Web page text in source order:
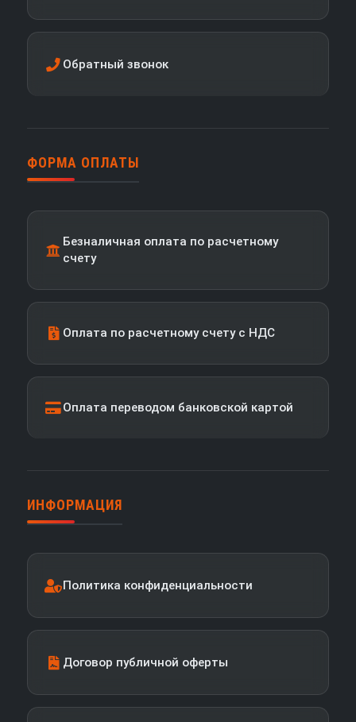
Обратный звонок
ФОРМА ОПЛАТЫ
Безналичная оплата по расчетному
счету
Оплата по расчетному счету с НДС
Оплата переводом банковской картой
ИНФОРМАЦИЯ
Политика конфиденциальности
Договор публичной оферты